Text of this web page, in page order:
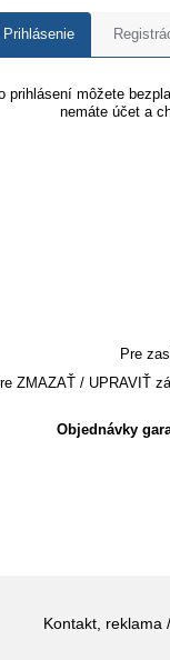
Prihlásenie
prihlásení môžete
nemáte účet a
Pre
ZMAZAŤ / UPRAVIŤ
Objednávky
Kontakt, reklama